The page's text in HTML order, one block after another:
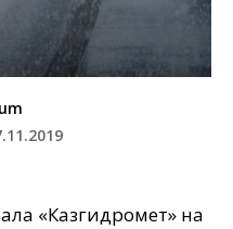
«Казгидромет» на